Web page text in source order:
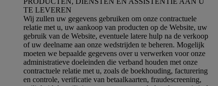
TE LEVEREN
Wij zullen uw gegevens gebruiken om onze contractuele
relatie met u, uw aankoop van producten op de Website, uw
gebruik van de Website, eventuele latere hulp na de verkoop
of uw deelname aan onze wedstrijden te beheren. Mogelijk
moeten we bepaalde gegevens over u verwerken voor onze
administratieve doeleinden die verband houden met onze
contractuele relatie met u, zoals de boekhouding, facturering
en controle, verificatie van betaalkaarten, fraudescreening,